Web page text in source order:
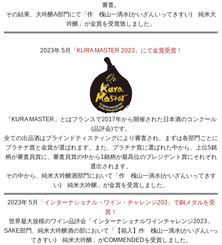
審査。
その結果、大吟醸A部門にて「作 槐山一滴水(かいざんいってきすい) 純米大
吟醸」が金賞を受賞致しました。
2023年 5月 「KURA MASTER 2023」にて金賞受賞！
「KURA MASTER」とはフランスで2017年から開催された日本酒のコンクール
(品評会)です。
全ての出品酒はブラインドティスティングにより審査され、まずは各部門ごとに
プラチナ賞と金賞が選ばれます。また、プラチナ賞に選ばれた中から、上位5銘
柄が審査員賞に、審査員賞の中から1銘柄が最高位のプレジデント賞にそれぞれ
選出されます。
その中から、純米大吟醸酒部門において「作 槐山一滴水(かいざんいってきす
い) 純米大吟醸」が金賞を受賞しました。
2023年 5月
「インターナショナル・ワイン・チャレンジ203」で銅メダルを受
賞！
世界最大規模のワイン品評会「インターナショナルワインチャレンジ2023」
SAKE部門、純米大吟醸酒の部において「【箱入】作 槐山一滴水(かいざんいっ
てきすい) 純米大吟醸」がCOMMENDEDを受賞しました。